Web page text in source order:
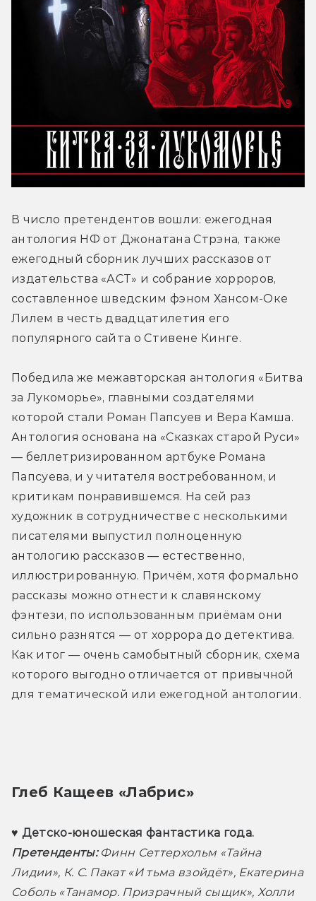
В число претендентов вошли: ежегодная
антология НФ от Джонатана Стрэна, также
ежегодный сборник лучших рассказов от
издательства «АСТ» и собрание хорроров,
составленное шведским фэном Хансом-Оке
Лилем в честь двадцатилетия его
популярного сайта о Стивене Кинге.
Победила же межавторская антология «Битва
за Лукоморье», главными создателями
которой стали Роман Папсуев и Вера Камша.
Антология основана на «Сказках старой Руси»
— беллетризированном артбуке Романа
Папсуева, и у читателя востребованном, и
критикам понравившемся. На сей раз
художник в сотрудничестве с несколькими
писателями выпустил полноценную
антологию рассказов — естественно,
иллюстрированную. Причём, хотя формально
рассказы можно отнести к славянскому
фэнтези, по использованным приёмам они
сильно разнятся — от хоррора до детектива.
Как итог — очень самобытный сборник, схема
которого выгодно отличается от привычной
для тематической или ежегодной антологии.
Глеб Кащеев «Лабрис»
Претенденты: Финн Сеттерхольм «Тайна
Лидии», К. С. Пакат «И тьма взойдёт», Екатерина
Соболь «Танамор. Призрачный сыщик», Холли